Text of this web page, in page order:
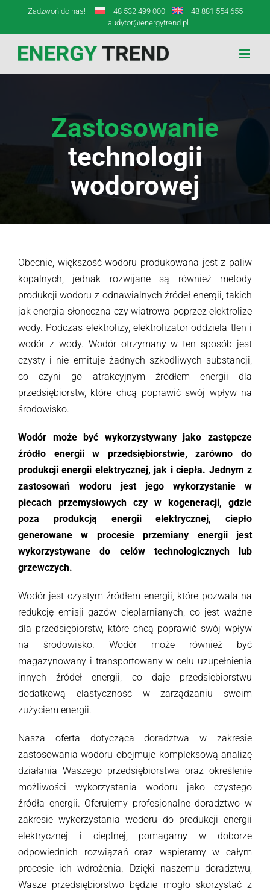
zawartości
Zadzwoń do nas! +48 532 499 000
+48 881 554 655
|
audytor@energytrend.pl
Zastosowanie
technologii
wodorowej
Obecnie, większość wodoru produkowana jest z paliw
kopalnych, jednak rozwijane są również metody
produkcji wodoru z odnawialnych źródeł energii, takich
jak energia słoneczna czy wiatrowa poprzez elektrolizę
wody. Podczas elektrolizy, elektrolizator oddziela tlen i
wodór z wody. Wodór otrzymany w ten sposób jest
czysty i nie emituje żadnych szkodliwych substancji,
co czyni go atrakcyjnym źródłem energii dla
przedsiębiorstw, które chcą poprawić swój wpływ na
środowisko.
Wodór może być wykorzystywany jako zastępcze
źródło energii w przedsiębiorstwie, zarówno do
produkcji energii elektrycznej, jak i ciepła. Jednym z
zastosowań wodoru jest jego wykorzystanie w
piecach przemysłowych czy w kogeneracji, gdzie
poza produkcją energii elektrycznej, ciepło
generowane w procesie przemiany energii jest
wykorzystywane do celów technologicznych lub
grzewczych.
Wodór jest czystym źródłem energii, które pozwala na
redukcję emisji gazów cieplarnianych, co jest ważne
dla przedsiębiorstw, które chcą poprawić swój wpływ
na środowisko. Wodór może również być
magazynowany i transportowany w celu uzupełnienia
innych źródeł energii, co daje przedsiębiorstwu
dodatkową elastyczność w zarządzaniu swoim
zużyciem energii.
Nasza oferta dotycząca doradztwa w zakresie
zastosowania wodoru obejmuje kompleksową analizę
działania Waszego przedsiębiorstwa oraz określenie
możliwości wykorzystania wodoru jako czystego
źródła energii. Oferujemy profesjonalne doradztwo w
zakresie wykorzystania wodoru do produkcji energii
elektrycznej i cieplnej, pomagamy w doborze
odpowiednich rozwiązań oraz wspieramy w całym
procesie ich wdrożenia. Dzięki naszemu doradztwu,
Wasze przedsiębiorstwo będzie mogło skorzystać z